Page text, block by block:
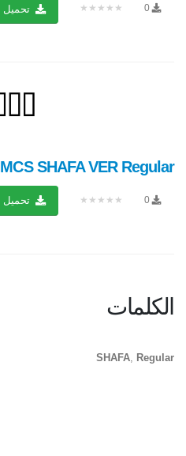
0
★★★★★ تحميل
MCS SHAFA VER Regular
0
★★★★★ تحميل
الكلمات
SHAFA Regular